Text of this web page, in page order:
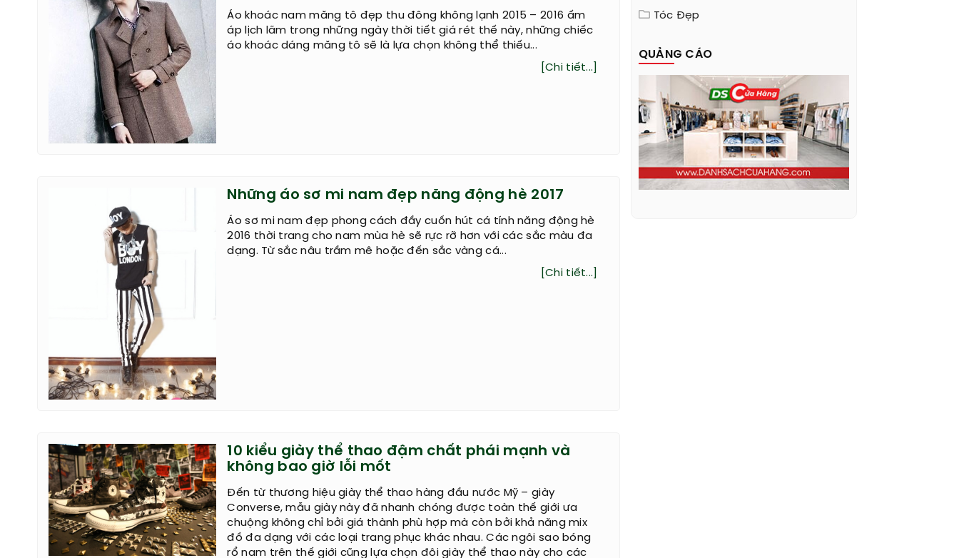
Áo khoác nam măng tô đẹp thu đông không lạnh 2015 – 2016 ấm
áp lịch lãm trong những ngày thời tiết giá rét thế này, những chiếc
áo khoác dáng măng tô sẽ là lựa chọn không thể thiếu...
[Chi tiết...]
Những áo sơ mi nam đẹp năng động hè 2017
Áo sơ mi nam đẹp phong cách đầy cuốn hút cá tính năng động hè
2016 thời trang cho nam mùa hè sẽ rực rỡ hơn với các sắc màu đa
dạng. Từ sắc nâu trầm mê hoặc đến sắc vàng cá...
[Chi tiết...]
10 kiểu giày thể thao đậm chất phái mạnh và
không bao giờ lỗi mốt
Đến từ thương hiệu giày thể thao hàng đầu nước Mỹ – giày
Converse, mẫu giày này đã nhanh chóng được toàn thế giới ưa
chuộng không chỉ bởi giá thành phù hợp mà còn bởi khả năng mix
đồ đa dạng với các loại trang phục khác nhau. Các ngôi sao bóng
rổ nam trên thế giới cũng lựa chọn đôi giày thể thao này cho các
Tóc Đẹp
QUẢNG CÁO